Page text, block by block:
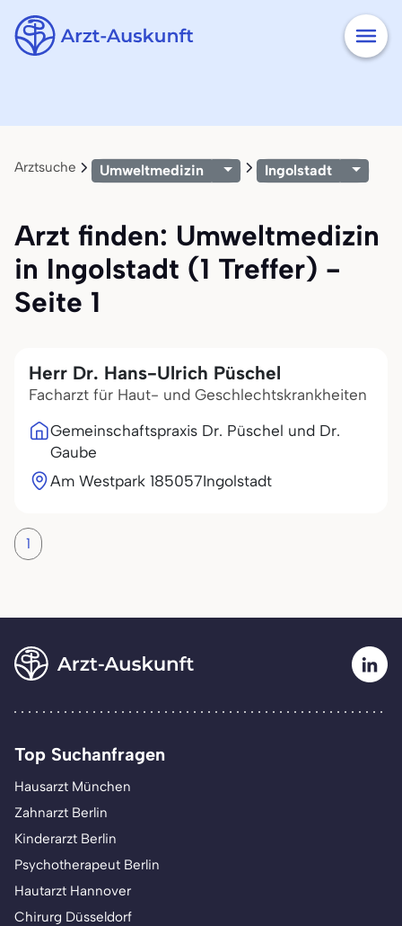
Arztsuche Umweltmedizin Ingolstadt
Arzt finden: Umweltmedizin
in Ingolstadt (1 Treffer) -
Seite 1
Herr Dr. Hans-Ulrich Püschel
Facharzt für Haut- und Geschlechtskrankheiten
Gemeinschaftspraxis Dr. Püschel und Dr.
Gaube
Am Westpark 185057Ingolstadt
1
Top Suchanfragen
Hausarzt München
Zahnarzt Berlin
Kinderarzt Berlin
Psychotherapeut Berlin
Hautarzt Hannover
Chirurg Düsseldorf